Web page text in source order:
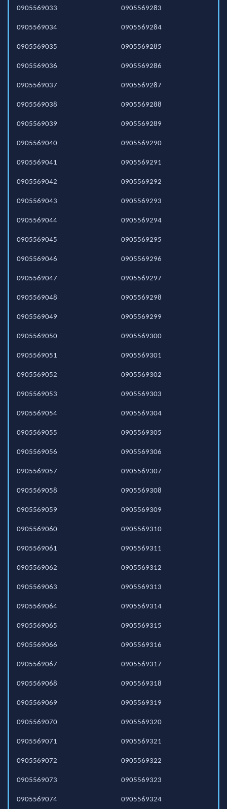
0905569033
0905569034
0905569035
0905569036
0905569037
0905569038
0905569039
0905569040
0905569041
0905569042
0905569043
0905569044
0905569045
0905569046
0905569047
0905569048
0905569049
0905569050
0905569051
0905569052
0905569053
0905569054
0905569055
0905569056
0905569057
0905569058
0905569059
0905569060
0905569061
0905569062
0905569063
0905569064
0905569065
0905569066
0905569067
0905569068
0905569069
0905569070
0905569071
0905569072
0905569073
0905569074
0905569283
0905569284
0905569285
0905569286
0905569287
0905569288
0905569289
0905569290
0905569291
0905569292
0905569293
0905569294
0905569295
0905569296
0905569297
0905569298
0905569299
0905569300
0905569301
0905569302
0905569303
0905569304
0905569305
0905569306
0905569307
0905569308
0905569309
0905569310
0905569311
0905569312
0905569313
0905569314
0905569315
0905569316
0905569317
0905569318
0905569319
0905569320
0905569321
0905569322
0905569323
0905569324